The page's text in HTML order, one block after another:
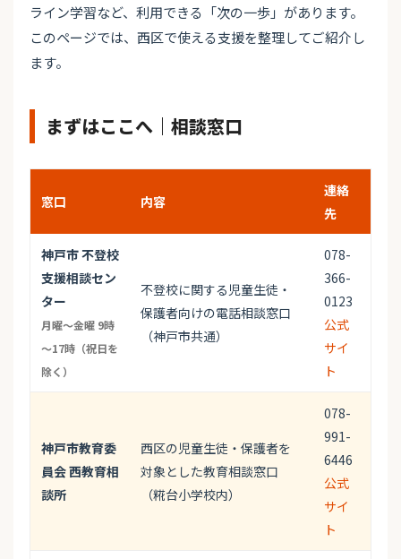
ライン学習など、利用できる「次の一歩」があります。
このページでは、西区で使える支援を整理してご紹介し
ます。
まずはここへ｜相談窓口
窓口 内容
連絡
先
神戸市 不登校
支援相談セン
ター
月曜～金曜 9時
～17時（祝日を
除く）
不登校に関する児童生徒・
保護者向けの電話相談窓口
（神戸市共通）
078-
366-
0123
公式
サイ
ト
神戸市教育委
員会 西教育相
談所
西区の児童生徒・保護者を
対象とした教育相談窓口
（糀台小学校内）
078-
991-
6446
公式
サイ
ト